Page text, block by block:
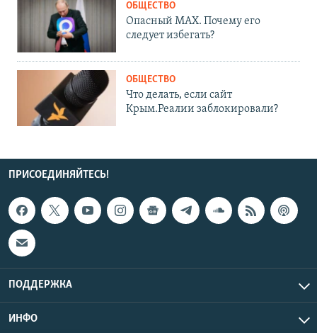
ОБЩЕСТВО
Опасный MAX. Почему его
следует избегать?
ОБЩЕСТВО
Что делать, если сайт
Крым.Реалии заблокировали?
ПРИСОЕДИНЯЙТЕСЬ!
ПОДДЕРЖКА
ИНФО